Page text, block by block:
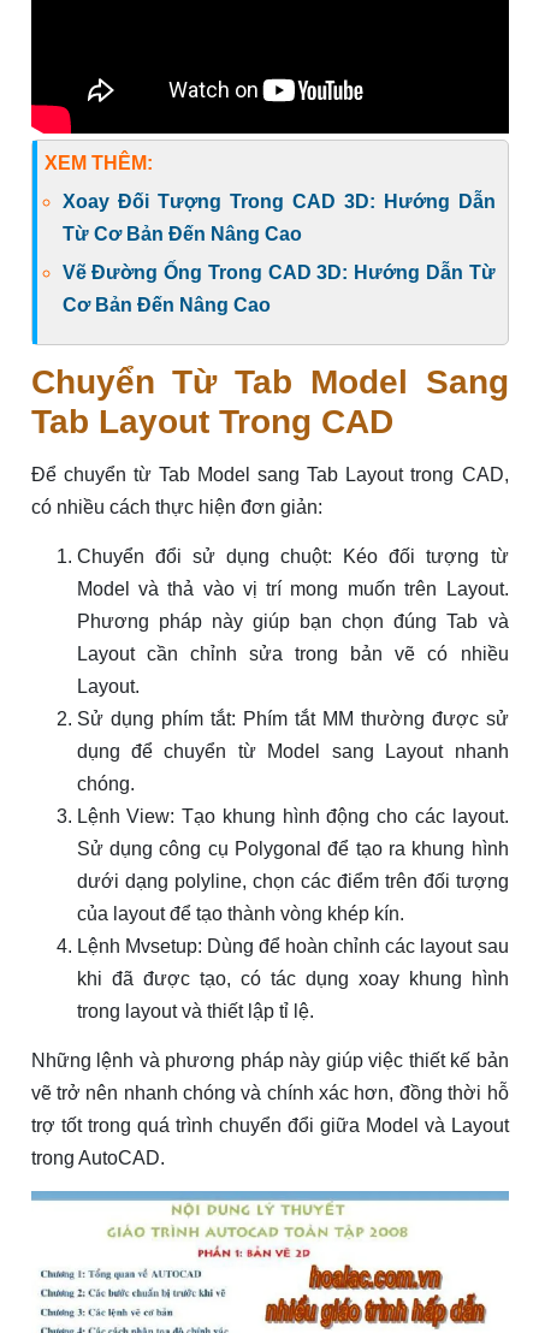
XEM THÊM:
Xoay Đối Tượng Trong CAD 3D: Hướng Dẫn
Từ Cơ Bản Đến Nâng Cao
Vẽ Đường Ống Trong CAD 3D: Hướng Dẫn Từ
Cơ Bản Đến Nâng Cao
Chuyển Từ Tab Model Sang
Tab Layout Trong CAD
Để chuyển từ Tab Model sang Tab Layout trong CAD,
có nhiều cách thực hiện đơn giản:
Chuyển đổi sử dụng chuột: Kéo đối tượng từ
Model và thả vào vị trí mong muốn trên Layout.
Phương pháp này giúp bạn chọn đúng Tab và
Layout cần chỉnh sửa trong bản vẽ có nhiều
Layout.
Sử dụng phím tắt: Phím tắt MM thường được sử
dụng để chuyển từ Model sang Layout nhanh
chóng.
Lệnh View: Tạo khung hình động cho các layout.
Sử dụng công cụ Polygonal để tạo ra khung hình
dưới dạng polyline, chọn các điểm trên đối tượng
của layout để tạo thành vòng khép kín.
Lệnh Mvsetup: Dùng để hoàn chỉnh các layout sau
khi đã được tạo, có tác dụng xoay khung hình
trong layout và thiết lập tỉ lệ.
Những lệnh và phương pháp này giúp việc thiết kế bản
vẽ trở nên nhanh chóng và chính xác hơn, đồng thời hỗ
trợ tốt trong quá trình chuyển đổi giữa Model và Layout
trong AutoCAD.